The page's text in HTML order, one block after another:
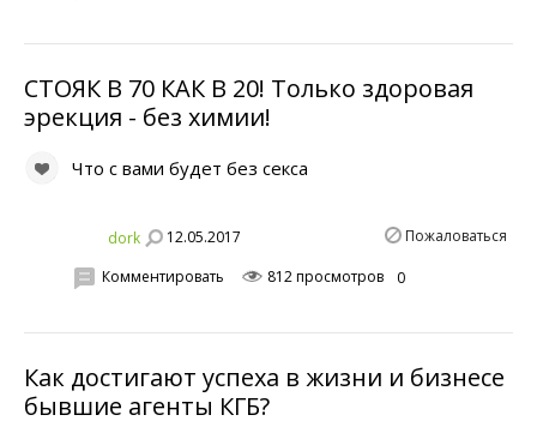
СТОЯК В 70 КАК В 20! Только здоровая
эрекция - без химии!
Что с вами будет без секса
dork 12.05.2017 Пожаловаться
Комментировать 812 просмотров 0
Как достигают успеха в жизни и бизнесе
бывшие агенты КГБ?